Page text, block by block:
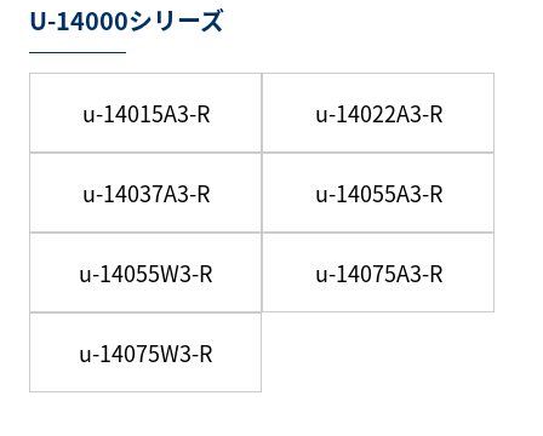
U-14000シリーズ
u-14015A3-R u-14022A3-R
u-14037A3-R u-14055A3-R
u-14055W3-R u-14075A3-R
u-14075W3-R